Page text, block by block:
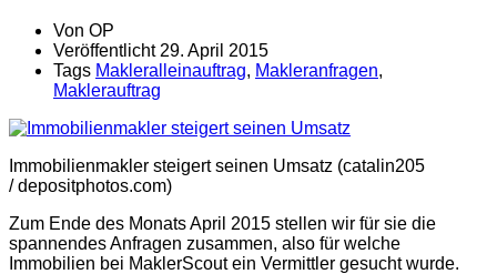
Von OP
Veröffentlicht29. April 2015
Tags Makleralleinauftrag, Makleranfragen,
Maklerauftrag
Immobilienmakler steigert seinen Umsatz (catalin205
/ depositphotos.com)
Zum Ende des Monats April 2015 stellen wir für sie die
spannendes Anfragen zusammen, also für welche
Immobilien bei MaklerScout ein Vermittler gesucht wurde.